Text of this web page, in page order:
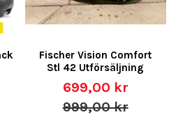
Fischer Vision Comfort
Stl 42 Utförsäljning
699,00 kr
999,00 kr